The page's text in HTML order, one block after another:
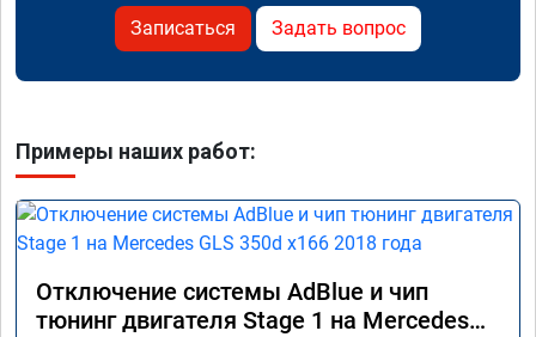
Записаться Задать вопрос
Примеры наших работ:
Отключение системы AdBlue и чип
тюнинг двигателя Stage 1 на Mercedes